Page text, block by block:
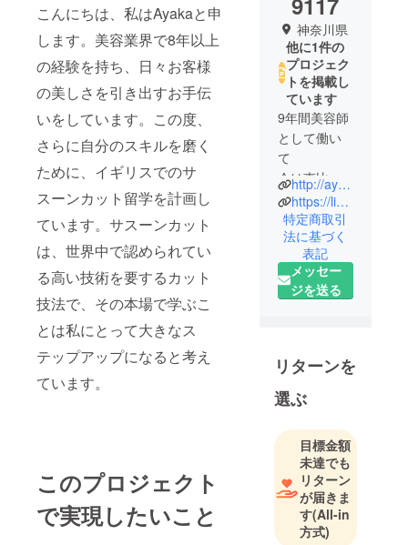
こんにちは、私はAyakaと申
します。美容業界で8年以上
の経験を持ち、日々お客様
の美しさを引き出すお手伝
いをしています。この度、
さらに自分のスキルを磨く
ために、イギリスでのサ
スーンカット留学を計画し
ています。サスーンカット
は、世界中で認められてい
る高い技術を要するカット
技法で、その本場で学ぶこ
とは私にとって大きなス
テップアップになると考え
ています。
このプロジェクト
で実現したいこと
神奈川県
他に1件の
プロジェク
トを掲載し
ています
9年間美容師
として働い
て
今は恵比寿
と神奈川の
上大岡とい
う場所で
フリーラン
スの美容師
として働い
http://ayaka-beautyblog.com/
https://lin.ee/KyGCNZW
特定商取引
法に基づく
表記
メッセー
ジを送る
リターンを
選ぶ
目標金額
未達でも
リターン
が届きま
す(All-in
方式)